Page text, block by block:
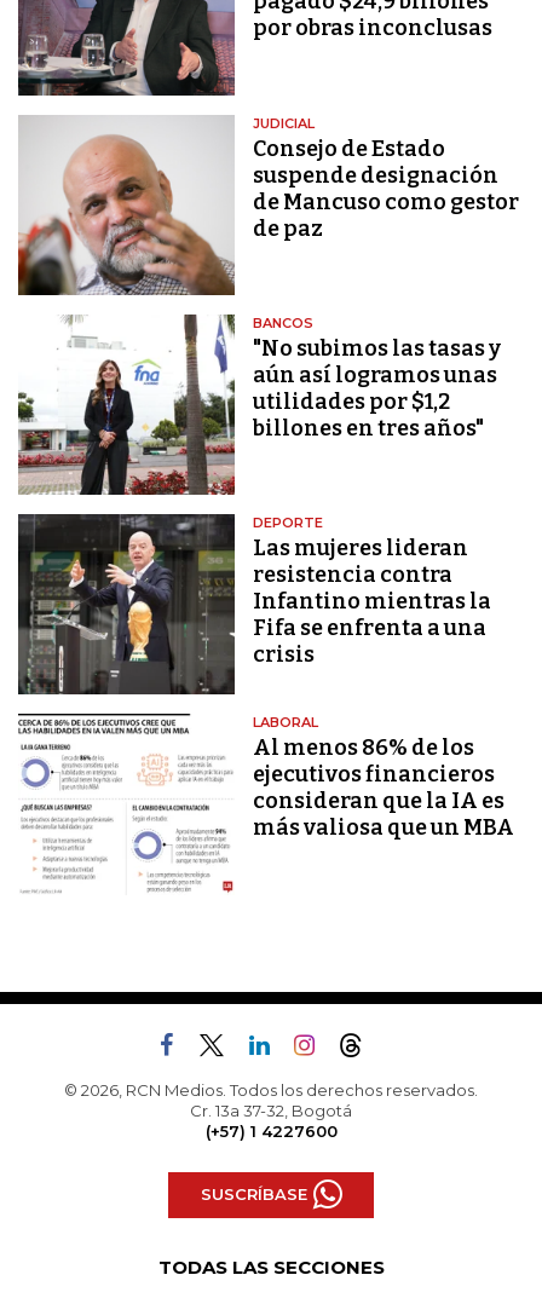
por obras inconclusas
JUDICIAL
Consejo de Estado
suspende designación
de Mancuso como gestor
de paz
BANCOS
"No subimos las tasas y
aún así logramos unas
utilidades por $1,2
billones en tres años"
DEPORTE
Las mujeres lideran
resistencia contra
Infantino mientras la
Fifa se enfrenta a una
crisis
LABORAL
Al menos 86% de los
ejecutivos financieros
consideran que la IA es
más valiosa que un MBA
© 2026, RCN Medios. Todos los derechos reservados.
Cr. 13a 37-32, Bogotá
(+57) 1 4227600
SUSCRÍBASE
TODAS LAS SECCIONES